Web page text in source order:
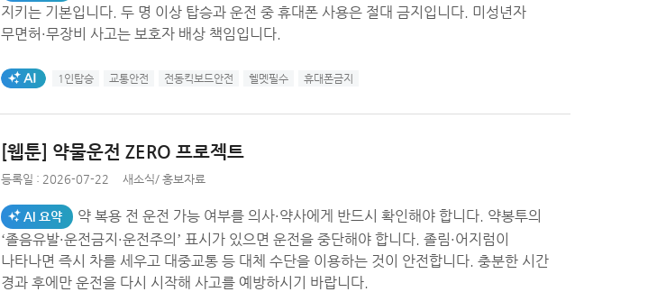
지키는 기본입니다. 두 명 이상 탑승과 운전 중 휴대폰 사용은 절대 금지입니다. 미성년자
무면허·무장비 사고는 보호자 배상 책임입니다.
AI생성태그 1인탑승 교통안전 전동킥보드안전 헬멧필수 휴대폰금지
[웹툰] 약물운전 ZERO 프로젝트
등록일 : 2026-07-22 새소식/ 홍보자료
AI 요약
약 복용 전 운전 가능 여부를 의사·약사에게 반드시 확인해야 합니다. 약봉투의
‘졸음유발·운전금지·운전주의’ 표시가 있으면 운전을 중단해야 합니다. 졸림·어지럼이
나타나면 즉시 차를 세우고 대중교통 등 대체 수단을 이용하는 것이 안전합니다. 충분한 시간
경과 후에만 운전을 다시 시작해 사고를 예방하시기 바랍니다.